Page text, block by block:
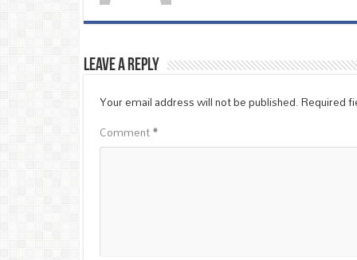
Leave a Reply
Your email address will not be published.Required
Comment*